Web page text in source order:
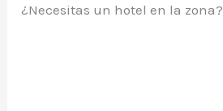
¿Necesitas un hotel en la zona?